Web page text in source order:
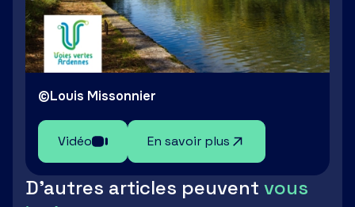
©Louis Missonnier
Vidéo En savoir plus
D'autres articles peuvent vous